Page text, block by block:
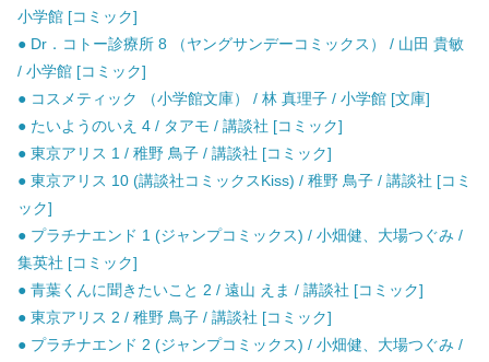
小学館 [コミック]
● Dr．コトー診療所 8 （ヤングサンデーコミックス） / 山田 貴敏
/ 小学館 [コミック]
● コスメティック （小学館文庫） / 林 真理子 / 小学館 [文庫]
● たいようのいえ 4 / タアモ / 講談社 [コミック]
● 東京アリス 1 / 稚野 鳥子 / 講談社 [コミック]
● 東京アリス 10 (講談社コミックスKiss) / 稚野 鳥子 / 講談社 [コミ
ック]
● プラチナエンド 1 (ジャンプコミックス) / 小畑健、大場つぐみ /
集英社 [コミック]
● 青葉くんに聞きたいこと 2 / 遠山 えま / 講談社 [コミック]
● 東京アリス 2 / 稚野 鳥子 / 講談社 [コミック]
● プラチナエンド 2 (ジャンプコミックス) / 小畑健、大場つぐみ /